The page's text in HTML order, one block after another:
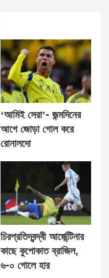
‘আমিই সেরা’- জন্মদিনের
আগে জোড়া গোল করে
রোনালদো
চিরপ্রতিদ্বন্দ্বী আর্জেন্টিনার
কাছে কুপোকাত ব্রাজিল,
৬-০ গোলে হার